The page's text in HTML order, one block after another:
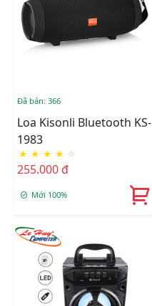
Đã bán: 366
Loa Kisonli Bluetooth KS-
1983
★ ★ ★ ★ ☆
255.000 đ
Mới 100%